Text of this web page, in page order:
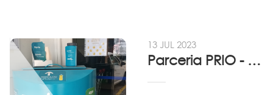
13 JUL 2023
Parceria PRIO - Viadireta - Goodafter...